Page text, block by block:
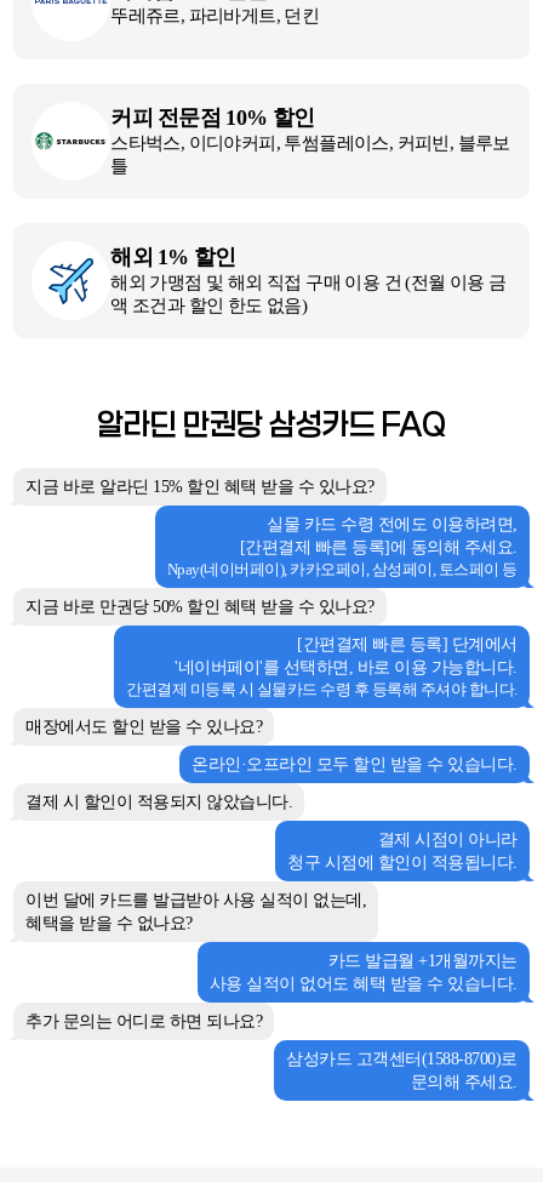
뚜레쥬르, 파리바게트, 던킨
커피 전문점 10% 할인
스타벅스, 이디야커피, 투썸플레이스, 커피빈, 블루보
틀
해외 1% 할인
해외 가맹점 및 해외 직접 구매 이용 건 (전월 이용 금
액 조건과 할인 한도 없음)
알라딘 만권당 삼성카드 FAQ
지금 바로 알라딘 15% 할인 혜택 받을 수 있나요?
실물 카드 수령 전에도 이용하려면,
[간편결제 빠른 등록]에 동의해 주세요.
Npay(네이버페이), 카카오페이, 삼성페이, 토스페이 등
지금 바로 만권당 50% 할인 혜택 받을 수 있나요?
[간편결제 빠른 등록] 단계에서
'네이버페이'를 선택하면, 바로 이용 가능합니다.
간편결제 미등록 시 실물카드 수령 후 등록해 주셔야 합니다.
매장에서도 할인 받을 수 있나요?
온라인·오프라인 모두 할인 받을 수 있습니다.
결제 시 할인이 적용되지 않았습니다.
결제 시점이 아니라
청구 시점에 할인이 적용됩니다.
이번 달에 카드를 발급받아 사용 실적이 없는데,
혜택을 받을 수 없나요?
카드 발급월 +1개월까지는
사용 실적이 없어도 혜택 받을 수 있습니다.
추가 문의는 어디로 하면 되나요?
삼성카드 고객센터(1588-8700)로
문의해 주세요.